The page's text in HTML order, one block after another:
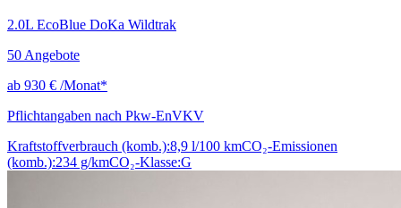
2.0L EcoBlue DoKa Wildtrak
50 Angebote
ab 930 € /Monat*
Pflichtangaben nach Pkw-EnVKV
Kraftstoffverbrauch (komb.):8,9 l/100 kmCO₂-Emissionen
(komb.):234 g/kmCO₂-Klasse:G